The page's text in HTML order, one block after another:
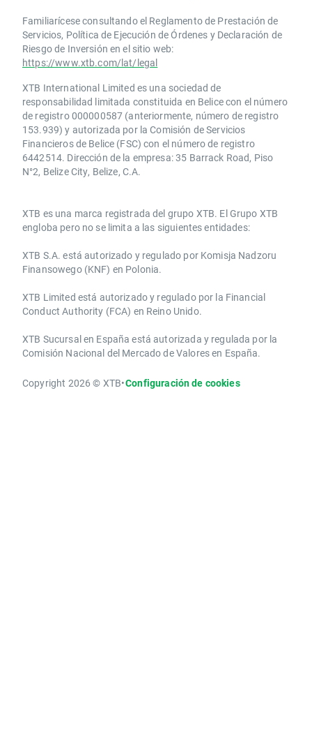
Familiarícese consultando el Reglamento de Prestación de
Servicios, Política de Ejecución de Órdenes y Declaración de
Riesgo de Inversión en el sitio web:
https://www.xtb.com/lat/legal
XTB International Limited es una sociedad de
responsabilidad limitada constituida en Belice con el número
de registro 000000587 (anteriormente, número de registro
153.939) y autorizada por la Comisión de Servicios
Financieros de Belice (FSC) con el número de registro
6442514. Dirección de la empresa: 35 Barrack Road, Piso
N°2, Belize City, Belize, C.A.
​​XTB es una marca registrada del grupo XTB. El Grupo XTB
engloba pero no se limita a las siguientes entidades:
XTB S.A.​ está autorizado y regulado por Komisja Nadzoru
Finansowego (KNF) ​en Polonia.
XTB Limited ​está autorizado y regulado por la ​Financial
Conduct Authority ​(FCA) en ​​Reino Unido.
XTB Sucursal en España está autorizada y regulada por la
Comisión Nacional del Mercado de Valores en España.
Copyright 2026 © XTB•Configuración de cookies